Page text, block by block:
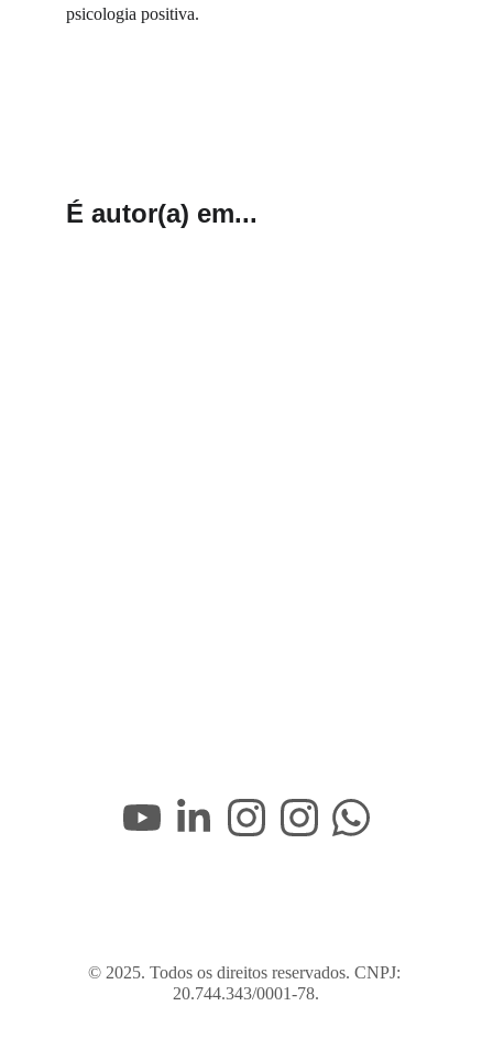
psicologia positiva.
É autor(a) em...
© 2025. Todos os direitos reservados. CNPJ:
20.744.343/0001-78.